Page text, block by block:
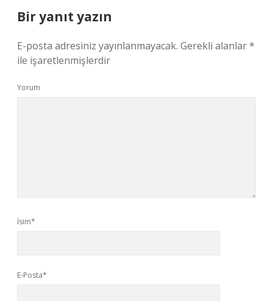
Bir yanıt yazın
E-posta adresiniz yayınlanmayacak. Gerekli alanlar*
ile işaretlenmişlerdir
Yorum
İsim*
E-Posta*